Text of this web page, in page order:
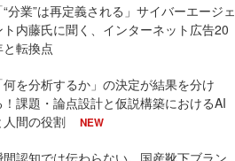
“分業”は再定義される」サイバーエージェ
ト内藤氏に聞く、インターネット広告20
と転換点
何を分析するか」の決定が結果を分け
！課題・論点設計と仮説構築におけるAI
人間の役割
NEW
間認知では伝わらない。国産靴下ブラン